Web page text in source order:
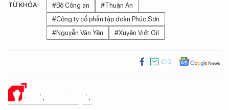
TỪ KHÓA: #Bộ Công an
#Thuận An
#Công ty cổ phần tập đoàn Phúc Sơn
#Nguyễn Văn Yên
#Xuyên Việt Oil
Ý KIẾN CỦA BẠN